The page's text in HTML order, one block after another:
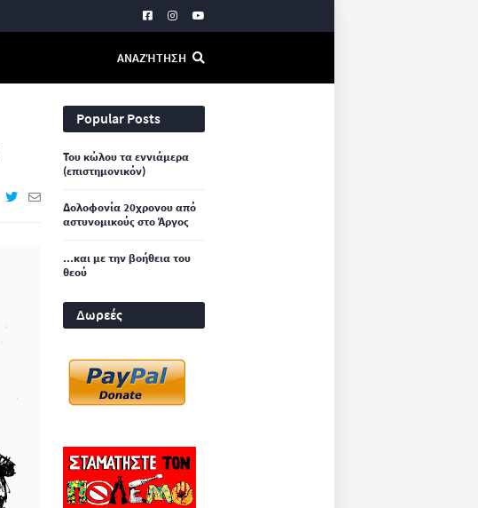
ΑΝΑΖΉΤΗΣΗ
Popular Posts
Του κώλου τα εννιάμερα
(επιστημονικόν)
Δολοφονία 20χρονου από
αστυνομικούς στο Άργος
...και με την βοήθεια του
θεού
Δωρεές